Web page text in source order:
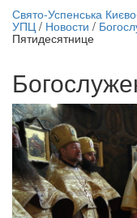
трансляция | 12
Свято-Успенська
УПЦ / Новости /
Пятидесятнице